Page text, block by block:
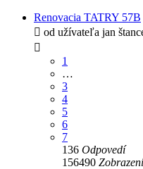
Renovacia TATRY 57B
od užívateľa jan
1
…
3
4
5
6
7
136 Odpovedí
156490 Zobrazení